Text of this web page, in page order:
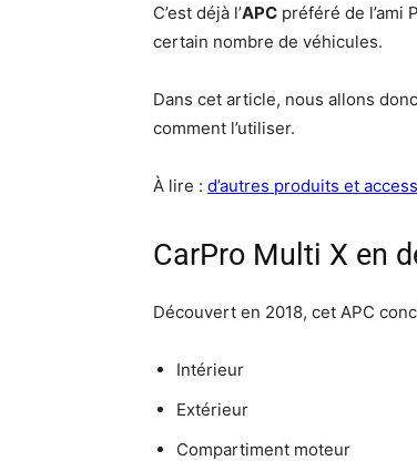
C’est déjà l’APC préféré de l’ami
certain nombre de véhicules.
Dans cet article, nous allons
comment l’utiliser.
À lire : d’autres produits et
CarPro Multi X en
Découvert en 2018, cet APC
Intérieur
Extérieur
Compartiment moteur